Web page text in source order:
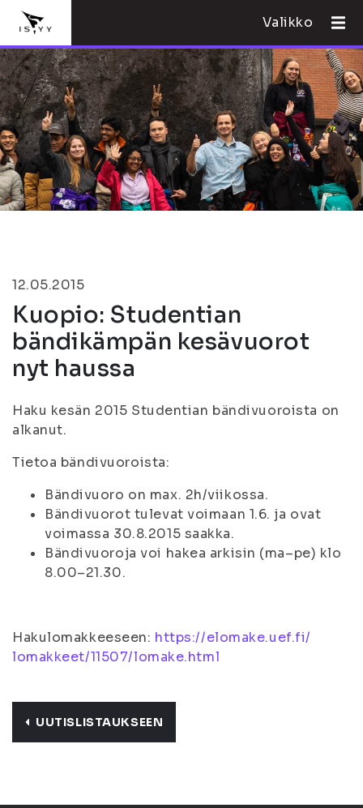
Valikko
12.05.2015
Kuopio: Studentian
bändikämpän kesävuorot
nyt haussa
Haku kesän 2015 Studentian bändivuoroista on
alkanut.
Tietoa bändivuoroista:
Bändivuoro on max. 2h/viikossa.
Bändivuorot tulevat voimaan 1.6. ja ovat
voimassa 30.8.2015 saakka.
Bändivuoroja voi hakea arkisin (ma–pe) klo
8.00–21.30.
Hakulomakkeeseen: https://elomake.uef.fi/
lomakkeet/11507/lomake.html
UUTISLISTAUKSEEN